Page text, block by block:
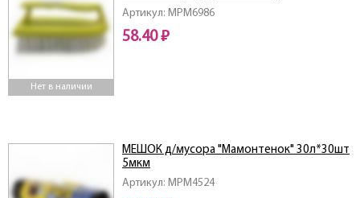
Нет в наличии
Артикул: MPM6986
58.40 ₽
Артикул: MPM4524
МЕШОК д/мусора "Мамонтенок" 30л*30шт
5мкм